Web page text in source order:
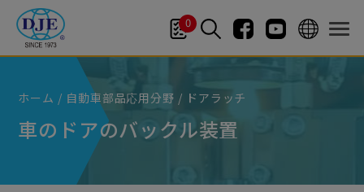
0
ホーム 自動車部品応用分野 ドアラッチ
車のドアのバックル装置
クッキー利用の管理について